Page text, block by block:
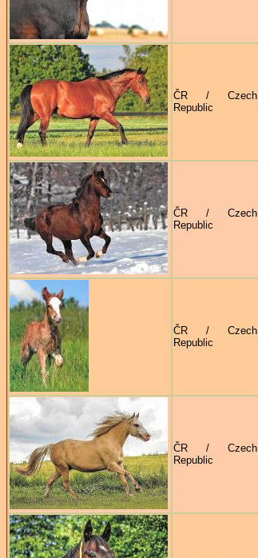
ČR / Czech
Republic
ČR / Czech
Republic
ČR / Czech
Republic
ČR / Czech
Republic